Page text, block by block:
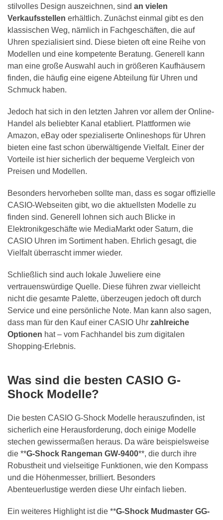
stilvolles Design auszeichnen, sind an vielen
Verkaufsstellen erhältlich. Zunächst einmal gibt es den
klassischen Weg, nämlich in Fachgeschäften, die auf
Uhren spezialisiert sind. Diese bieten oft eine Reihe von
Modellen und eine kompetente Beratung. Generell kann
man eine große Auswahl auch in größeren Kaufhäusern
finden, die häufig eine eigene Abteilung für Uhren und
Schmuck haben.
Jedoch hat sich in den letzten Jahren vor allem der Online-
Handel als beliebter Kanal etabliert. Plattformen wie
Amazon, eBay oder spezialiserte Onlineshops für Uhren
bieten eine fast schon überwältigende Vielfalt. Einer der
Vorteile ist hier sicherlich der bequeme Vergleich von
Preisen und Modellen.
Besonders hervorheben sollte man, dass es sogar offizielle
CASIO-Webseiten gibt, wo die aktuellsten Modelle zu
finden sind. Generell lohnen sich auch Blicke in
Elektronikgeschäfte wie MediaMarkt oder Saturn, die
CASIO Uhren im Sortiment haben. Ehrlich gesagt, die
Vielfalt überrascht immer wieder.
Schließlich sind auch lokale Juweliere eine
vertrauenswürdige Quelle. Diese führen zwar vielleicht
nicht die gesamte Palette, überzeugen jedoch oft durch
Service und eine persönliche Note. Man kann also sagen,
dass man für den Kauf einer CASIO Uhr zahlreiche
Optionen hat – vom Fachhandel bis zum digitalen
Shopping-Erlebnis.
Was sind die besten CASIO G-
Shock Modelle?
Die besten CASIO G-Shock Modelle herauszufinden, ist
sicherlich eine Herausforderung, doch einige Modelle
stechen gewissermaßen heraus. Da wäre beispielsweise
die **G-Shock Rangeman GW-9400**, die durch ihre
Robustheit und vielseitige Funktionen, wie den Kompass
und die Höhenmesser, brilliert. Besonders
Abenteuerlustige werden diese Uhr einfach lieben.
Ein weiteres Highlight ist die **G-Shock Mudmaster GG-